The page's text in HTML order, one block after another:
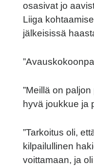
osasivat jo
Liiga
jälkeisissä
”Meillä on
hyvä joukkue ja
”Tarkoitus oli,
kilpailullinen
voittamaan, ja